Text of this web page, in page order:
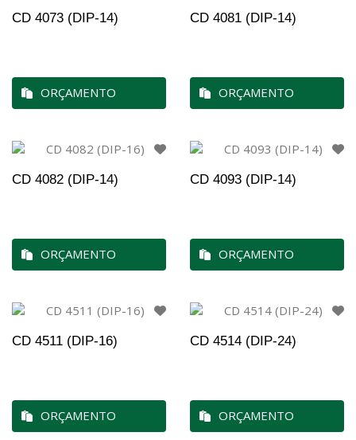
CD 4073 (DIP-14)
ORÇAMENTO
CD 4081 (DIP-14)
ORÇAMENTO
CD 4082 (DIP-14)
ORÇAMENTO
CD 4093 (DIP-14)
ORÇAMENTO
CD 4511 (DIP-16)
ORÇAMENTO
CD 4514 (DIP-24)
ORÇAMENTO